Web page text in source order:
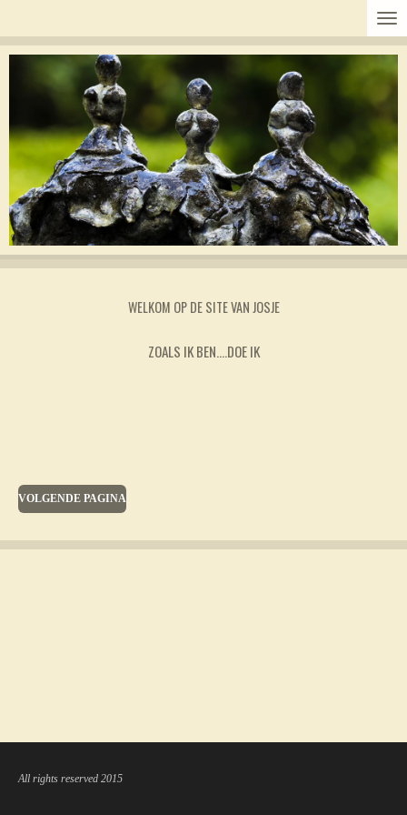
direct
naar
hoofdinhoud
WELKOM OP DE SITE VAN JOSJE
ZOALS IK BEN….DOE IK
VOLGENDE PAGINA
All rights reserved 2015